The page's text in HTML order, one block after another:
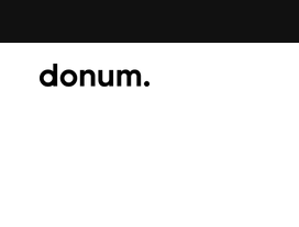
TURINIO